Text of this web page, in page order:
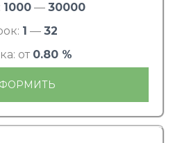
1000 — 30000
1 — 32
от 0.80 %